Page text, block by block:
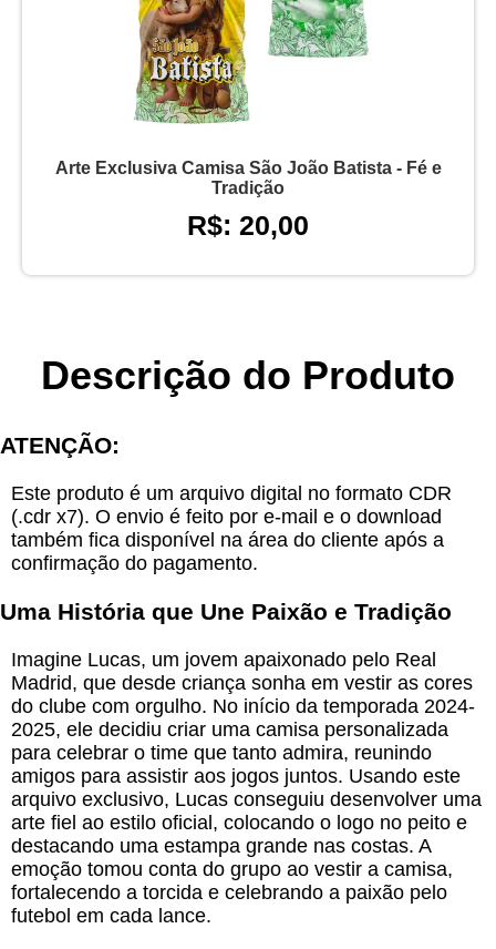
Arte Exclusiva Camisa São João Batista - Fé e
Tradição
R$: 20,00
Descrição do Produto
ATENÇÃO:
Este produto é um arquivo digital no formato CDR
(.cdr x7). O envio é feito por e-mail e o download
também fica disponível na área do cliente após a
confirmação do pagamento.
Uma História que Une Paixão e Tradição
Imagine Lucas, um jovem apaixonado pelo Real
Madrid, que desde criança sonha em vestir as cores
do clube com orgulho. No início da temporada 2024-
2025, ele decidiu criar uma camisa personalizada
para celebrar o time que tanto admira, reunindo
amigos para assistir aos jogos juntos. Usando este
arquivo exclusivo, Lucas conseguiu desenvolver uma
arte fiel ao estilo oficial, colocando o logo no peito e
destacando uma estampa grande nas costas. A
emoção tomou conta do grupo ao vestir a camisa,
fortalecendo a torcida e celebrando a paixão pelo
futebol em cada lance.